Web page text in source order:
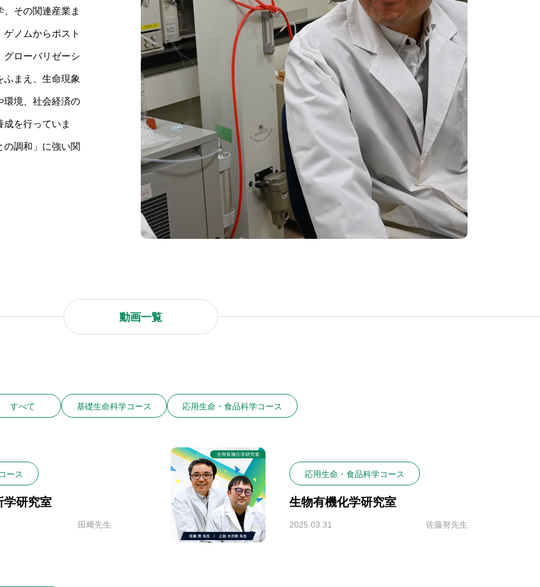
その関連産業ま
ノムからポスト
グローバリゼーシ
ふまえ、生命現象
環境、社会経済の
を行っていま
調和」に強い関
動画一覧
すべて 基礎生命科学コース 応用生命・食品科学コース
ース
学研究室
田﨑先生
応用生命・食品科学コース
生物有機化学研究室
2025.03.31 佐藤努先生